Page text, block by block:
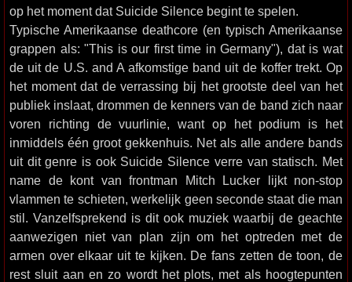
op het moment dat Suicide Silence begint te spelen.
Typische Amerikaanse deathcore (en typisch Amerikaanse
grappen als: "This is our first time in Germany"), dat is wat
de uit de U.S. and A afkomstige band uit de koffer trekt. Op
het moment dat de verrassing bij het grootste deel van het
publiek inslaat, drommen de kenners van de band zich naar
voren richting de vuurlinie, want op het podium is het
inmiddels één groot gekkenhuis. Net als alle andere bands
uit dit genre is ook Suicide Silence verre van statisch. Met
name de kont van frontman Mitch Lucker lijkt non-stop
vlammen te schieten, werkelijk geen seconde staat die man
stil. Vanzelfsprekend is dit ook muziek waarbij de geachte
aanwezigen niet van plan zijn om het optreden met de
armen over elkaar uit te kijken. De fans zetten de toon, de
rest sluit aan en zo wordt het plots, met als hoogtepunten